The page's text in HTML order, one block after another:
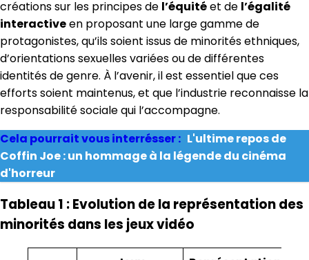
créations sur les principes de l’équitéet de l’égalité
interactiveen proposant une large gamme de
protagonistes, qu’ils soient issus de minorités ethniques,
d’orientations sexuelles variées ou de différentes
identités de genre. À l’avenir, il est essentiel que ces
efforts soient maintenus, et que l’industrie reconnaisse la
responsabilité sociale qui l’accompagne.
Cela pourrait vous interrésser : L'ultime repos de
Coffin Joe : un hommage à la légende du cinéma
d'horreur
Tableau 1 : Evolution de la représentation des
minorités dans les jeux vidéo